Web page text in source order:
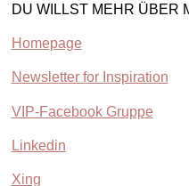
DU WILLST MEHR ÜBER
Homepage
Newsletter for Inspiration
VIP-Facebook Gruppe
Linkedin
Xing